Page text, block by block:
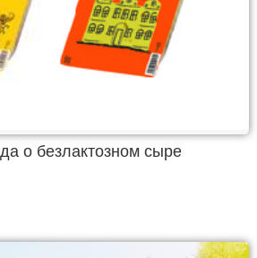
о безлактозном сыре